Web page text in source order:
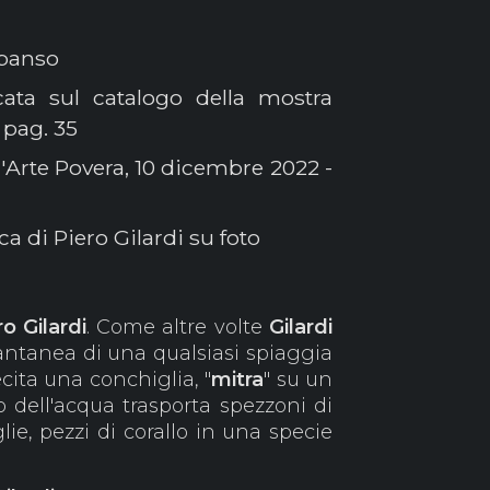
sul catalogo della mostra
35
Povera, 10 dicembre 2022 -
di Piero Gilardi su foto
Gilardi. Come altre volte Gilardi
di una qualsiasi spiaggia
una conchiglia, "mitra" su un
trasporta spezzoni di
pezzi di corallo in una specie